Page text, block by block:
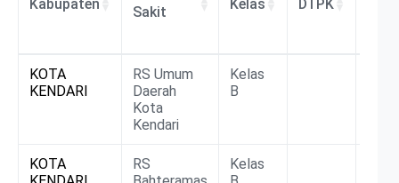
Kabupaten
Sakit
Kelas DTPK
Kabupaten
Sakit
Kelas
KOTA
KENDARI
RS Umum
Daerah
Kota
Kendari
Kelas
B
KOTA
RS
Kelas